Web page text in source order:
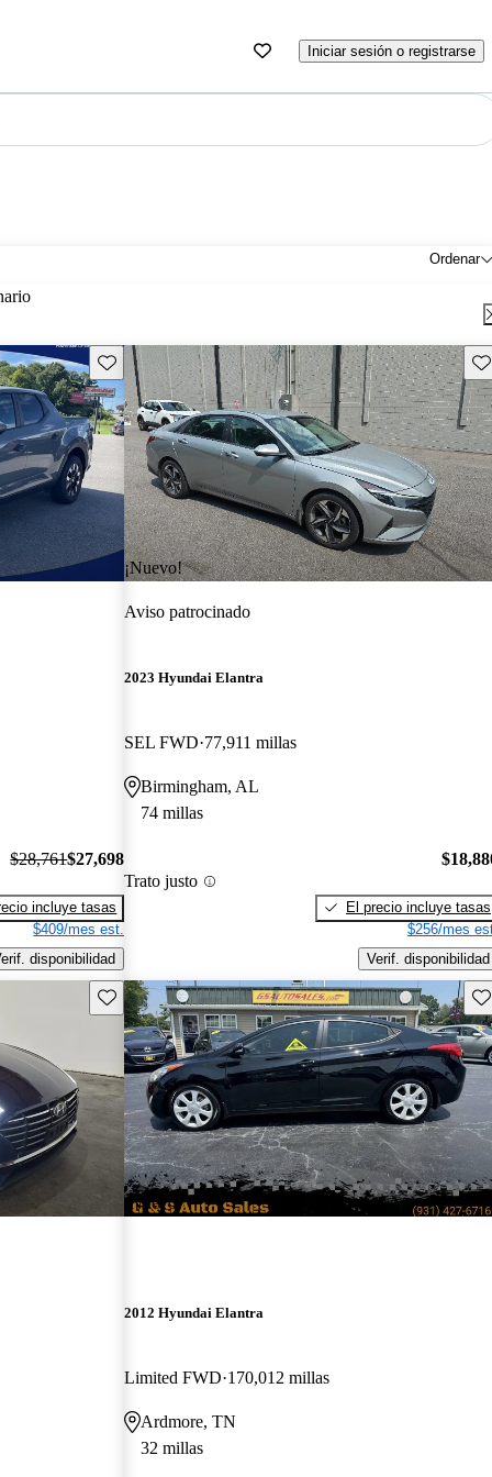
Iniciar sesión o registrarse
Ordenar
Guarda este Aviso
$28,761$27,698
incluye tasas
$409/mes est.
disponibilidad
¡Nuevo!
Aviso patrocinado
2023 Hyundai Elantra
SEL FWD 77,911 millas
Birmingham, AL
74 millas
Trato justo
El precio incluye tasas
$256/mes
Verif. disponibilidad
Guarda este Aviso
¡Nuevo!
2012 Hyundai Elantra
Limited FWD 170,012 millas
Ardmore, TN
32 millas